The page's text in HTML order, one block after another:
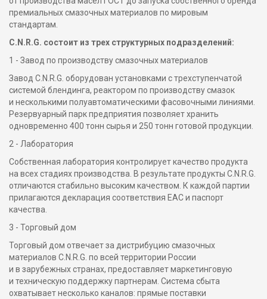
премиальных смазочных материалов по мировым
стандартам.
C.N.R.G. состоит из трех структурных подразделений:
1 - Завод по производству смазочных материалов
Завод C.N.R.G. оборудован установками с трехступенчатой
системой блендинга, реактором по производству смазок
и несколькими полуавтоматическими фасовочными линиями.
Резервуарный парк предприятия позволяет хранить
одновременно 400 тонн сырья и 250 тонн готовой продукции.
2 - Лаборатория
Собственная лаборатория контролирует качество продукта
на всех стадиях производства. В результате продукты C.N.R.G.
отличаются стабильно высоким качеством. К каждой партии
прилагаются декларация соответствия EAC и паспорт
качества.
3 - Торговый дом
Торговый дом отвечает за дистрибуцию смазочных
материалов C.N.R.G. по всей территории России
и в зарубежных странах, предоставляет маркетинговую
и техническую поддержку партнерам. Система сбыта
охватывает несколько каналов: прямые поставки